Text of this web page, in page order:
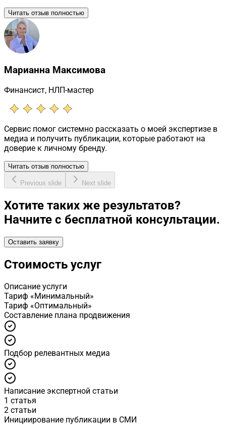
Читать отзыв полностью
Марианна Максимова
Финансист, НЛП-мастер
Сервис помог системно рассказать о моей экспертизе в
медиа и получить публикации, которые работают на
доверие к личному бренду.
Читать отзыв полностью
Previous slide Next slide
Хотите таких же результатов?
Начните с бесплатной консультации.
Оставить заявку
Стоимость услуг
Описание услуги
Тариф «Минимальный»
Тариф «Оптимальный»
Cоставление плана продвижения
Подбор релевантных медиа
Написание экспертной статьи
1 статья
2 статьи
Инициирование публикации в СМИ